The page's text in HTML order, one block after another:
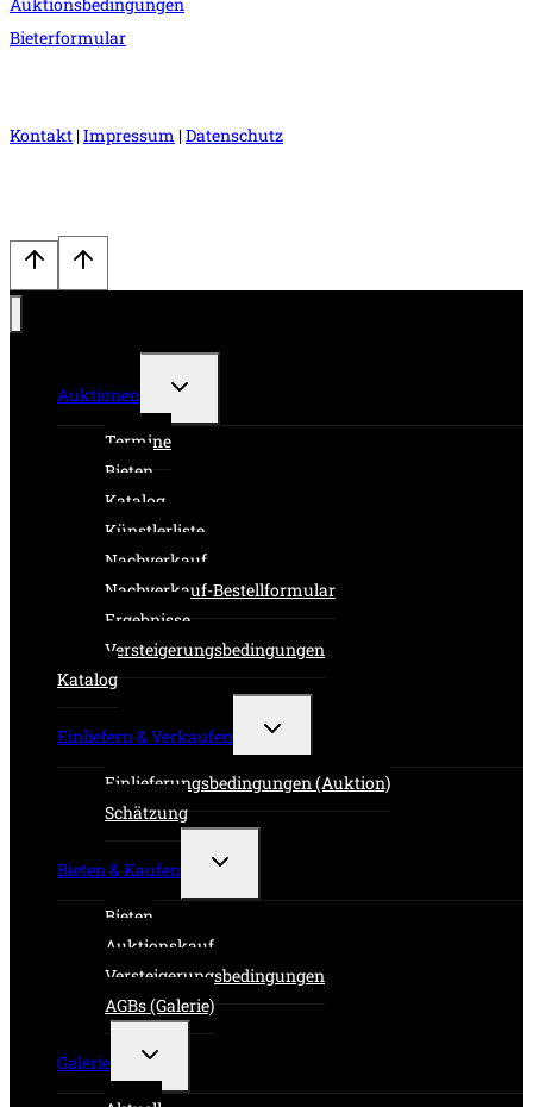
Bieterformular
Kontakt |Impressum |Datenschutz
Auktionen
Untermenü
Termine
Bieten
Katalog
Künstlerliste
Nachverkauf
Nachverkauf-Bestellformular
Ergebnisse
Versteigerungsbedingungen
Katalog
Einliefern & Verkaufen
Untermenü
Einlieferungsbedingungen (Auktion)
Schätzung
Bieten & Kaufen
Untermenü
Bieten
Auktionskauf
Versteigerungsbedingungen
AGBs (Galerie)
Galerie
Untermenü